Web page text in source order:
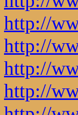
http://
http://
http://
http://